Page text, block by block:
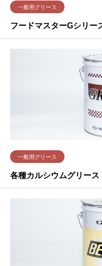
一般用グリース
フードマスターGシリー
一般用グリース
各種カルシウムグリース